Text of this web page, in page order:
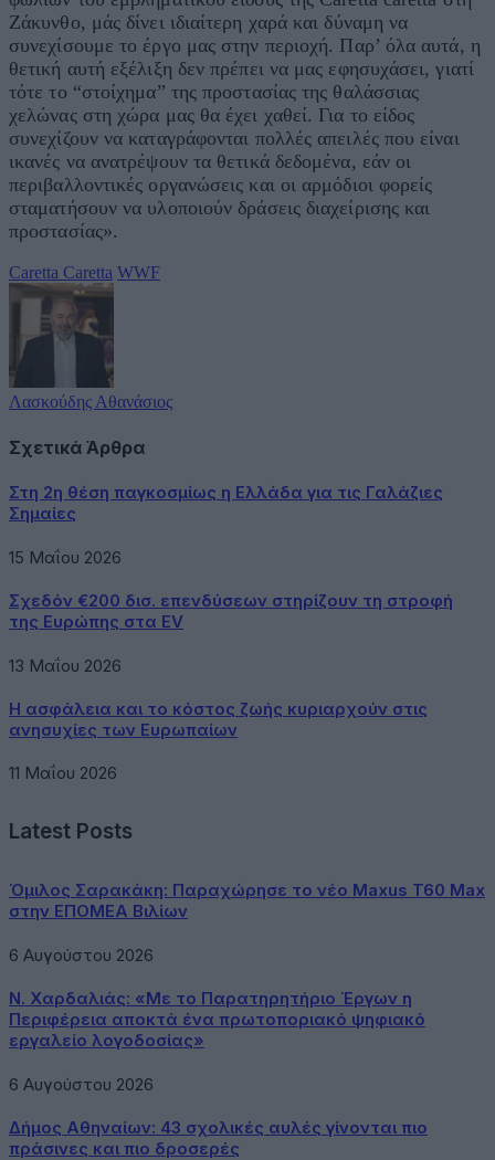
Ζάκυνθο, μάς δίνει ιδιαίτερη χαρά και δύναμη να
συνεχίσουμε το έργο μας στην περιοχή. Παρ’ όλα αυτά, η
θετική αυτή εξέλιξη δεν πρέπει να μας εφησυχάσει, γιατί
τότε το “στοίχημα” της προστασίας της θαλάσσιας
χελώνας στη χώρα μας θα έχει χαθεί. Για το είδος
συνεχίζουν να καταγράφονται πολλές απειλές που είναι
ικανές να ανατρέψουν τα θετικά δεδομένα, εάν οι
περιβαλλοντικές οργανώσεις και οι αρμόδιοι φορείς
σταματήσουν να υλοποιούν δράσεις διαχείρισης και
προστασίας».
Caretta Caretta WWF
Λασκούδης Αθανάσιος
Σχετικά Άρθρα
Στη 2η θέση παγκοσμίως η Ελλάδα για τις Γαλάζιες
Σημαίες
15 Μαΐου 2026
Σχεδόν €200 δισ. επενδύσεων στηρίζουν τη στροφή
της Ευρώπης στα EV
13 Μαΐου 2026
Η ασφάλεια και το κόστος ζωής κυριαρχούν στις
ανησυχίες των Ευρωπαίων
11 Μαΐου 2026
Latest Posts
Όμιλος Σαρακάκη: Παραχώρησε το νέο Maxus T60 Max
στην ΕΠΟΜΕΑ Βιλίων
6 Αυγούστου 2026
Ν. Χαρδαλιάς: «Με το Παρατηρητήριο Έργων η
Περιφέρεια αποκτά ένα πρωτοποριακό ψηφιακό
εργαλείο λογοδοσίας»
6 Αυγούστου 2026
Δήμος Αθηναίων: 43 σχολικές αυλές γίνονται πιο
πράσινες και πιο δροσερές